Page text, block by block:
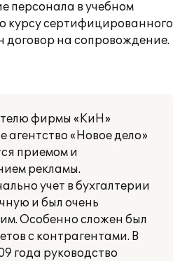
персонала в учебном
курсу сертифицированного
договор на сопровождение.
фирмы «КиН»
агентство «Новое дело»
приемом и
рекламы.
учет в бухгалтерии
и был очень
Особенно сложен был
с контрагентами. В
года руководство